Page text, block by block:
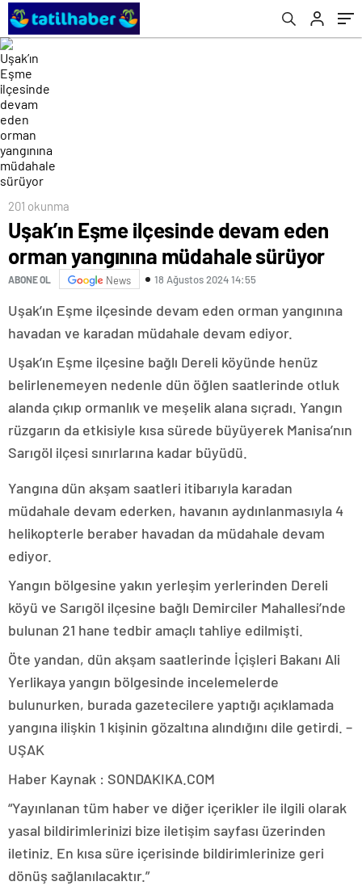
201 okunma
Uşak’ın Eşme ilçesinde devam eden
orman yangınına müdahale sürüyor
ABONE OL News 18 Ağustos 2024 14:55
Uşak’ın Eşme ilçesinde devam eden orman yangınına
havadan ve karadan müdahale devam ediyor.
Uşak’ın Eşme ilçesine bağlı Dereli köyünde henüz
belirlenemeyen nedenle dün öğlen saatlerinde otluk
alanda çıkıp ormanlık ve meşelik alana sıçradı. Yangın
rüzgarın da etkisiyle kısa sürede büyüyerek Manisa’nın
Sarıgöl ilçesi sınırlarına kadar büyüdü.
Yangına dün akşam saatleri itibarıyla karadan
müdahale devam ederken, havanın aydınlanmasıyla 4
helikopterle beraber havadan da müdahale devam
ediyor.
Yangın bölgesine yakın yerleşim yerlerinden Dereli
köyü ve Sarıgöl ilçesine bağlı Demirciler Mahallesi’nde
bulunan 21 hane tedbir amaçlı tahliye edilmişti.
Öte yandan, dün akşam saatlerinde İçişleri Bakanı Ali
Yerlikaya yangın bölgesinde incelemelerde
bulunurken, burada gazetecilere yaptığı açıklamada
yangına ilişkin 1 kişinin gözaltına alındığını dile getirdi. –
UŞAK
Haber Kaynak : SONDAKIKA.COM
“Yayınlanan tüm haber ve diğer içerikler ile ilgili olarak
yasal bildirimlerinizi bize iletişim sayfası üzerinden
iletiniz. En kısa süre içerisinde bildirimlerinize geri
dönüş sağlanılacaktır.”